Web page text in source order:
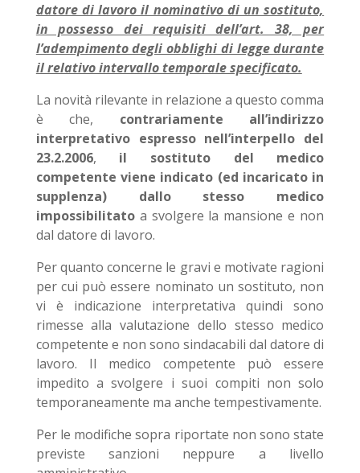
datore di lavoro il nominativo di un sostituto,
in possesso dei requisiti dell’art. 38, per
l’adempimento degli obblighi di legge durante
il relativo intervallo temporale specificato.
La novità rilevante in relazione a questo comma
è che, contrariamente all’indirizzo
interpretativo espresso nell’interpello del
23.2.2006, il sostituto del medico
competente viene indicato (ed incaricato in
supplenza) dallo stesso medico
impossibilitatoa svolgere la mansione e non
dal datore di lavoro.
Per quanto concerne le gravi e motivate ragioni
per cui può essere nominato un sostituto, non
vi è indicazione interpretativa quindi sono
rimesse alla valutazione dello stesso medico
competente e non sono sindacabili dal datore di
lavoro. Il medico competente può essere
impedito a svolgere i suoi compiti non solo
temporaneamente ma anche tempestivamente.
Per le modifiche sopra riportate non sono state
previste sanzioni neppure a livello